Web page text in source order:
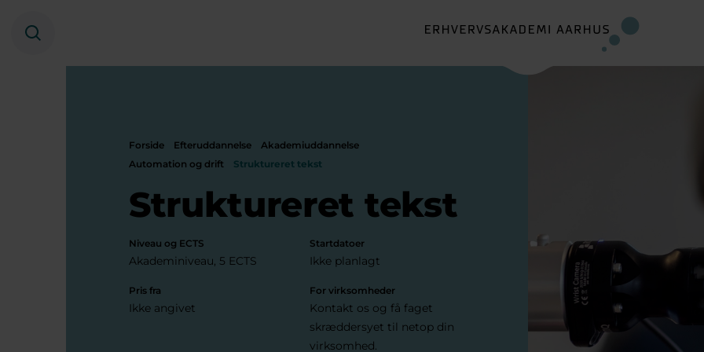
Søg
Forside Efteruddannelse
Akademiuddannelse
Automation og drift
Struktureret tekst
Struktureret tekst
Niveau og ECTS
Akademiniveau, 5 ECTS
Startdatoer
Ikke planlagt
Pris fra
Ikke angivet
For virksomheder
Kontakt os og få faget
skræddersyet til netop din
virksomhed.